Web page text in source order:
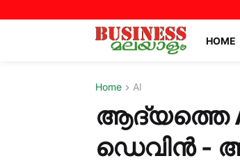
HOME
Home AI
ആദ്യത്തെ
ഡെവിൻ -